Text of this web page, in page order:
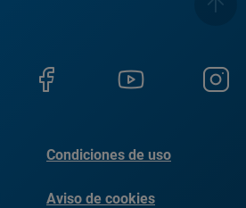
Condiciones de uso
Aviso de cookies